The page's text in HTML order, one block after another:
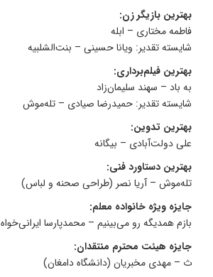
بهترین بازیگر زن:
فاطمه مختاری – ابله
شایسته تقدیر: ویانا حسینی – بنت‌الشلبیه
بهترین فیلم‌برداری:
به باد – سهند سلیمان‌زاد
شایسته تقدیر: حمیدرضا صیادی – تله‌موش
بهترین تدوین:
علی دولت‌آبادی – بیگانه
بهترین دستاورد فنی:
تله‌موش – آریا نصر (طراحی صحنه و لباس)
جایزه ویژه خانواده معلم:
بازم همدیگه رو می‌بینیم – محمدپارسا
جایزه هیئت محترم منتقدان:
ث – مهدی مخبریان (دانشگاه دامغان)